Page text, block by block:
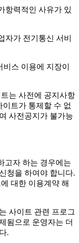
항력적인 사유가 있
자가 전기통신 서비
스 이용에 지장이
는 사전에 공지사항
트가 통제할 수 없
사전공지가 불가능
고자 하는 경우에는
청을 하여야 합니다.
대한 이용계약 해
사이트 관련 프로그
됨으로 운영자는 더
.